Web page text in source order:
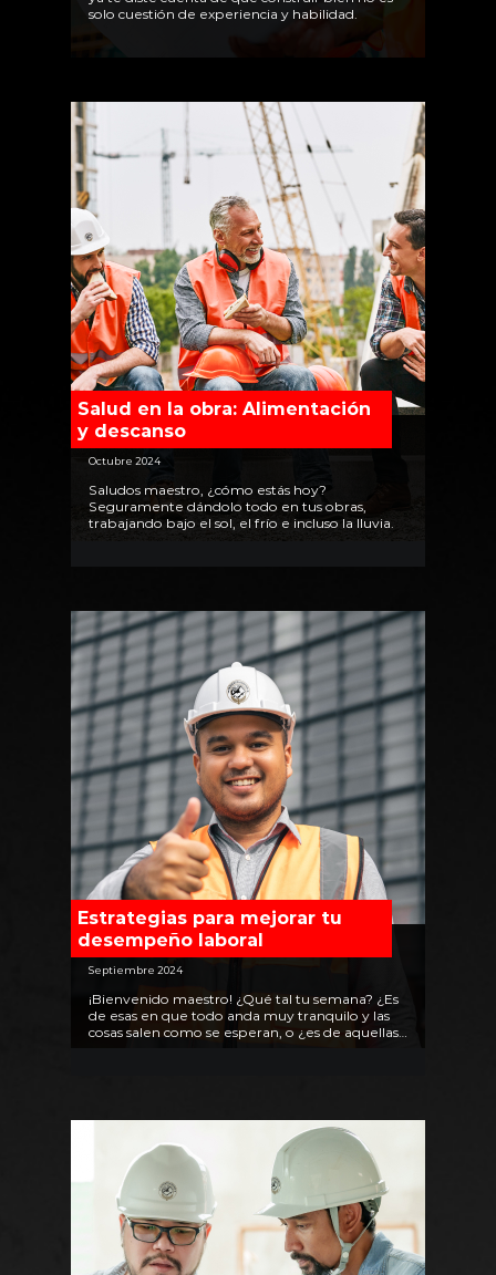
solo cuestión de experiencia y habilidad.
Salud en la obra: Alimentación
y descanso
Octubre 2024
Saludos maestro, ¿cómo estás hoy?
Seguramente dándolo todo en tus obras,
trabajando bajo el sol, el frío e incluso la lluvia.
Estrategias para mejorar tu
desempeño laboral
Septiembre 2024
¡Bienvenido maestro! ¿Qué tal tu semana? ¿Es
de esas en que todo anda muy tranquilo y las
cosas salen como se esperan, o ¿es de aquellas